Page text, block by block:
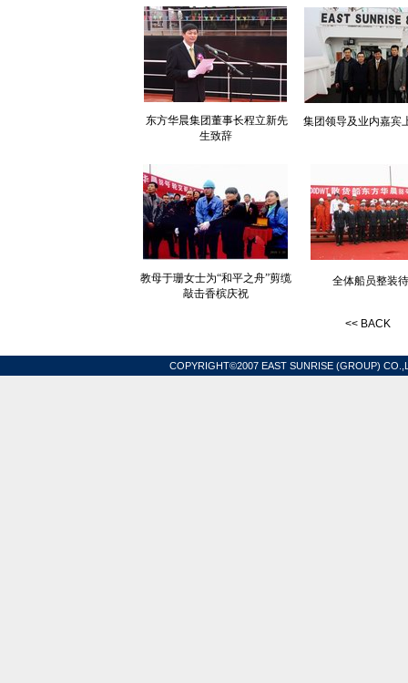
东方华晨集团董事长程立新先
生致辞
集团领导及业内嘉宾
教母于珊女士为“和平之舟”剪缆
敲击香槟庆祝
全体船员整装
<< BACK
COPYRIGHT©2007 EAST SUNRISE (GROUP)